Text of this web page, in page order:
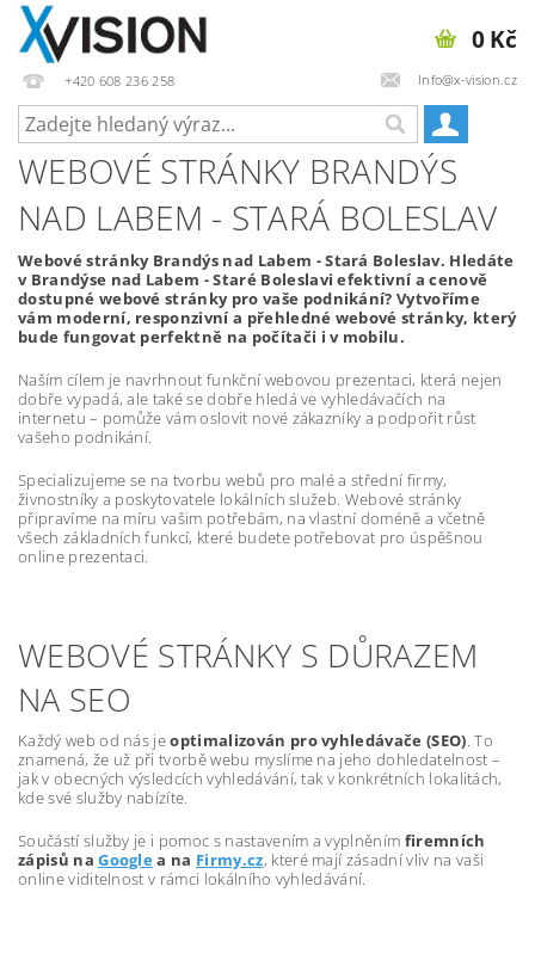
+420 608 236 258 Info@x-vision.cz
0 Kč
WEBOVÉ STRÁNKY BRANDÝS
NAD LABEM - STARÁ BOLESLAV
Webové stránky Brandýs nad Labem - Stará Boleslav. Hledáte
v Brandýse nad Labem - Staré Boleslavi efektivní a cenově
dostupné webové stránky pro vaše podnikání? Vytvoříme
vám moderní, responzivní a přehledné webové stránky, který
bude fungovat perfektně na počítači i v mobilu.
Naším cílem je navrhnout funkční webovou prezentaci, která nejen
dobře vypadá, ale také se dobře hledá ve vyhledávačích na
internetu – pomůže vám oslovit nové zákazníky a podpořit růst
vašeho podnikání.
Specializujeme se na tvorbu webů pro malé a střední firmy,
živnostníky a poskytovatele lokálních služeb. Webové stránky
připravíme na míru vašim potřebám, na vlastní doméně a včetně
všech základních funkcí, které budete potřebovat pro úspěšnou
online prezentaci.
WEBOVÉ STRÁNKY S DŮRAZEM
NA SEO
Každý web od nás jeoptimalizován pro vyhledávače (SEO). To
znamená, že už při tvorbě webu myslíme na jeho dohledatelnost –
jak v obecných výsledcích vyhledávání, tak v konkrétních lokalitách,
kde své služby nabízíte.
Součástí služby je i pomoc s nastavením a vyplněním firemních
zápisů naGooglea na Firmy.cz, které mají zásadní vliv na vaši
online viditelnost v rámci lokálního vyhledávání.